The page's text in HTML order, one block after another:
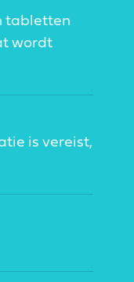
tabletten
wordt
is vereist,